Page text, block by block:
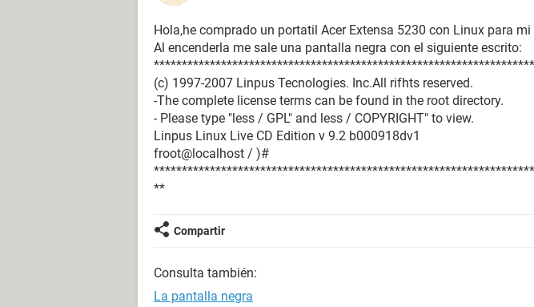
Hola,he comprado un portatil Acer Extensa 5230 con Linux para mi
Al encenderla me sale una pantalla negra con el siguiente escrito:
(c) 1997-2007 Linpus Tecnologies. Inc.All rifhts reserved.
-The complete license terms can be found in the root directory.
- Please type "less / GPL" and less / COPYRIGHT" to view.
Linpus Linux Live CD Edition v 9.2 b000918dv1
froot@localhost / )#
**
Compartir
Consulta también:
La pantalla negra